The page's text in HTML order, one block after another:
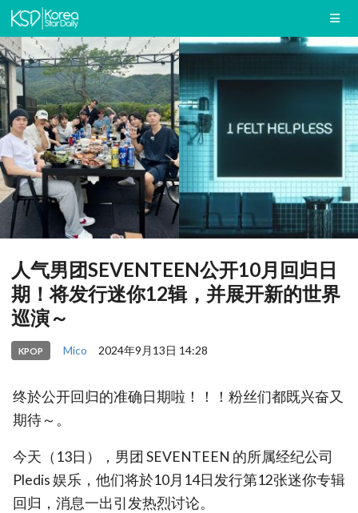
人气男团SEVENTEEN公开10月回归日
期！将发行迷你12辑，并展开新的世界
巡演～
KPOP Mico 2024年9月13日 14:28
终於公开回归的准确日期啦！！！粉丝们都既兴奋又
期待～。
今天（13日），男团 SEVENTEEN 的所属经纪公司
Pledis 娱乐，他们将於10月14日发行第12张迷你专辑
回归，消息一出引发热烈讨论。